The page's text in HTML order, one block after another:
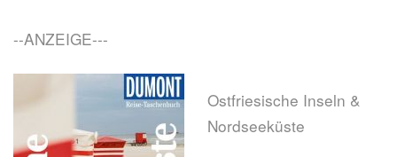
--ANZEIGE---
Ostfriesische Inseln &
Nordseeküste